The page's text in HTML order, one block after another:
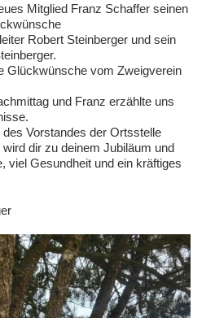
Mitglied Franz Schaffer seinen
Robert Steinberger und sein
Glückwünsche vom Zweigverein
und Franz erzählte uns
Vorstandes der Ortsstelle
dir zu deinem Jubiläum und
viel Gesundheit und ein kräftiges